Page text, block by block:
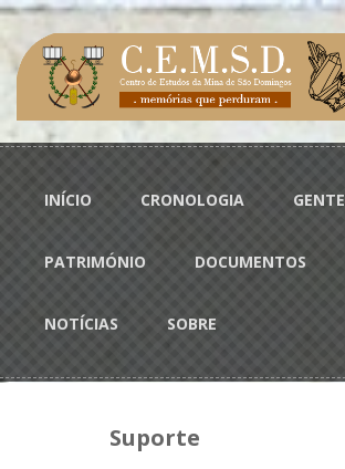
Passar para o conteúdo principal
Menu principal
INÍCIO CRONOLOGIA GENTE
PATRIMÓNIO DOCUMENTOS
NOTÍCIAS SOBRE
Suporte